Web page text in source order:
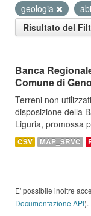
geologia
Risultato del
Banca
Comune di
Terreni non
disposizione della
Liguria, promossa
CSV MAP_SRVC
E' possibile inoltre
Documentazione API).